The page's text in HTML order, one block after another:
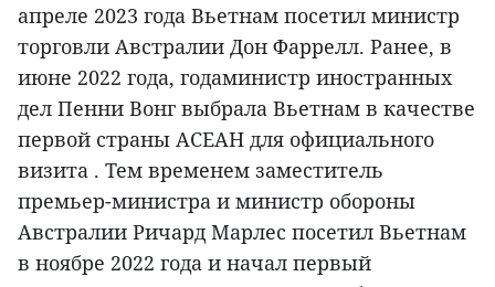
апреле 2023 года Вьетнам посетил министр
торговли Австралии Дон Фаррелл. Ранее, в
июне 2022 года, годаминистр иностранных
дел Пенни Вонг выбрала Вьетнам в качестве
первой страны АСЕАН для официального
визита . Тем временем заместитель
премьер-министра и министр обороны
Австралии Ричард Марлес посетил Вьетнам
в ноябре 2022 года и начал первый